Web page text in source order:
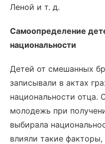
Леной и т. д.
Самоопределение
национальности
Детей от смешанных
записывали в актах
национальности отца.
молодежь при
выбирала
влияли такие